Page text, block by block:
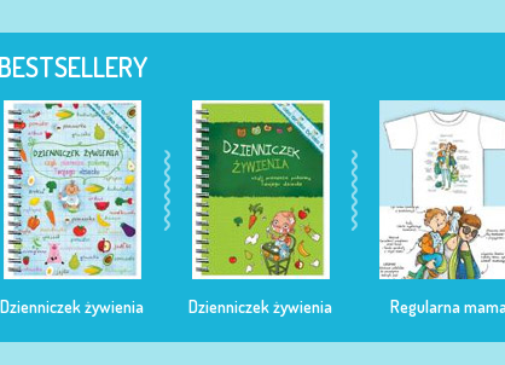
BESTSELLERY
Dzienniczek żywienia Dzienniczek żywienia Regularna